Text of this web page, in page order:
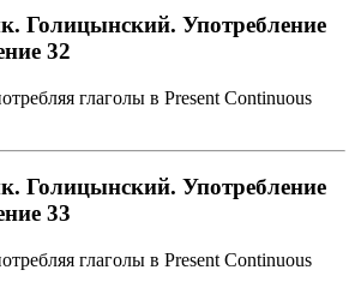
Голицынский. Употребление
32
глаголы в Present Continuous
Голицынский. Употребление
33
глаголы в Present Continuous